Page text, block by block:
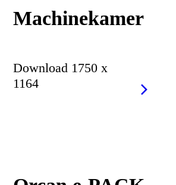
Machinekamer
Download 1750 x
1164